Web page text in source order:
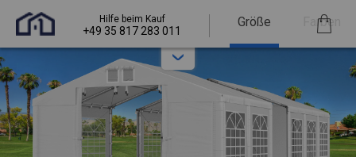
Hilfe beim Kauf
+49 35 817 283 011
Größe Farben